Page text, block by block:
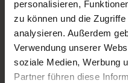
personalisieren,
zu können und die
analysieren. Außerdem
Verwendung unserer
soziale Medien, Werbung
Partner führen diese
EXPERIENCE